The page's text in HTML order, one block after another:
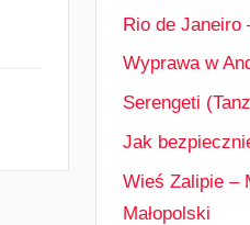
Rio de Janeiro
Wyprawa w
Serengeti
Jak
Wieś Zalipie –
Małopolski